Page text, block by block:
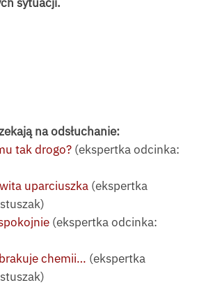
na odsłuchanie:
tak drogo? (ekspertka odcinka:
uparciuszka (ekspertka
(ekspertka odcinka:
chemii… (ekspertka